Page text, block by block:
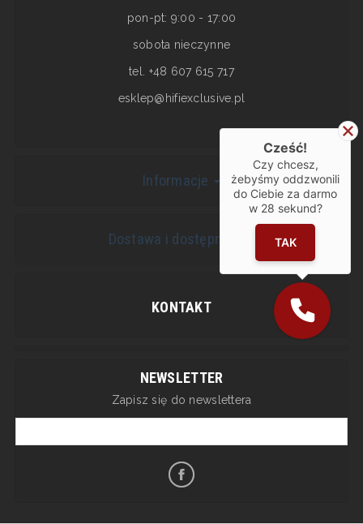
pon-pt: 9:00 - 17:00
sobota nieczynne
tel. +48 607 615 717
esklep@hifiexclusive.pl
Informacje
Dostawa i dostępność
KONTAKT
NEWSLETTER
Zapisz się do newslettera
Cześć!
Czy chcesz,
żebyśmy oddzwonili
do Ciebie za darmo
w 28 sekund?
TAK